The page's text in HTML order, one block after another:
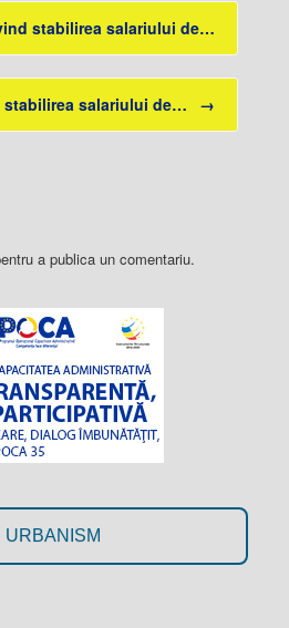
stabilirea salariului de…
salariului de… →
a publica un comentariu.
URBANISM